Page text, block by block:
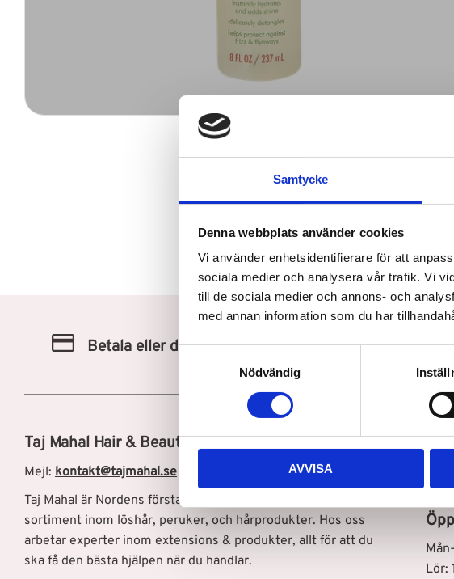
Samtycke
Denna webbplats använder cookies
Vi använder enhetsidentifierare för att
sociala medier och analysera vår trafik. Vi
till de sociala medier och annons- och
med annan information som du har
m
c
s
v
a
l
Nödvändig
AVVISA
Betala eller delbetala med Klarna
Taj Mahal Hair & Beauty AB
Mejl: kontakt@tajmahal.se
Taj Mahal är Nordens första löshårsbutik med ett brett
sortiment inom löshår, peruker, och hårprodukter. Hos oss
arbetar experter inom extensions & produkter, allt för att du
ska få den bästa hjälpen när du handlar.
111
Lör: